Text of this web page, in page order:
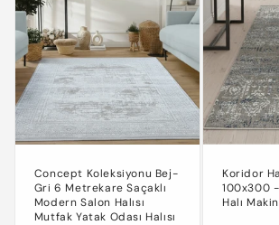
Concept Koleksiyonu Bej-
Gri 6 Metrekare Saçaklı
Modern Salon Halısı
Mutfak Yatak Odası Halısı
Koridor
100x300
Halı